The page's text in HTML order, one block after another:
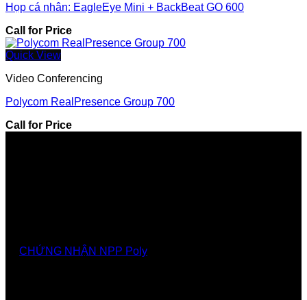
Họp cá nhân: EagleEye Mini + BackBeat GO 600
Call for Price
Quick View
Video Conferencing
Polycom RealPresence Group 700
Call for Price
CHỨNG NHẬN NPP Poly